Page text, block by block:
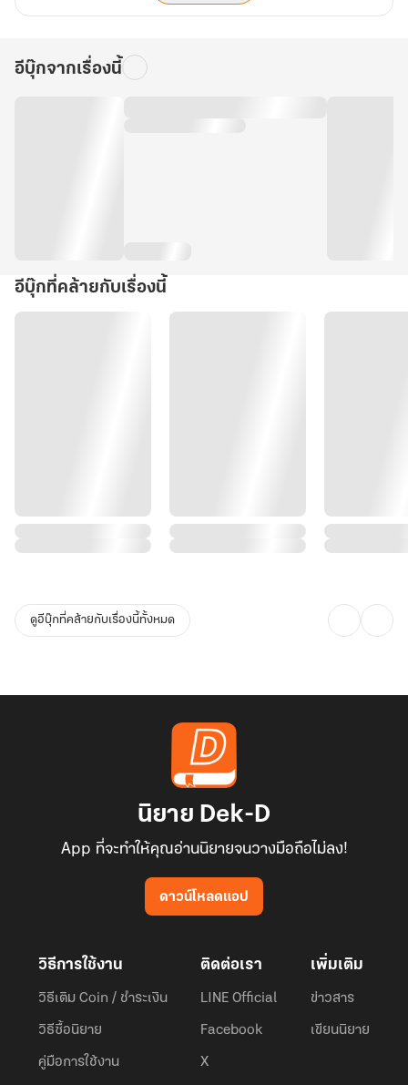
อีบุ๊กจากเรื่องนี้
อีบุ๊กที่คล้ายกับเรื่องนี้
ดูอีบุ๊กที่คล้ายกับเรื่องนี้ทั้งหมด
นิยาย Dek-D
App ที่จะทำให้คุณอ่านนิยายจนวางมือถือไม่ลง!
ดาวน์โหลดแอป
วิธีการใช้งาน
วิธีเติม Coin / ชำระเงิน
วิธีซื้อนิยาย
คู่มือการใช้งาน
ติดต่อเรา
LINE Official
Facebook
X
เพิ่มเติม
ข่าวสาร
เขียนนิยาย